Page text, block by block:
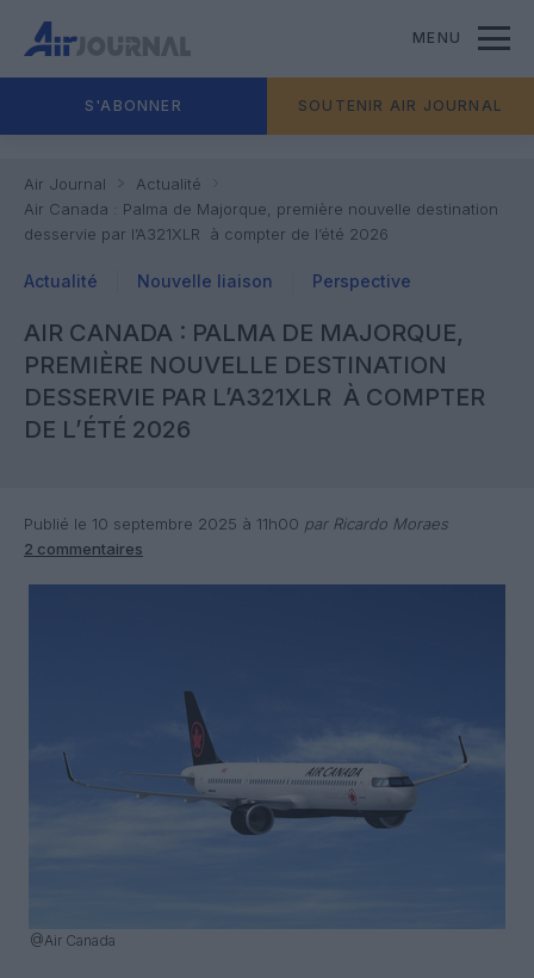
MENU
S'ABONNER SOUTENIR AIR JOURNAL
Air Journal
Actualité
Air Canada : Palma de Majorque, première nouvelle destination
desservie par l’A321XLR à compter de l’été 2026
Actualité Nouvelle liaison Perspective
AIR CANADA : PALMA DE MAJORQUE,
PREMIÈRE NOUVELLE DESTINATION
DESSERVIE PAR L’A321XLR À COMPTER
DE L’ÉTÉ 2026
Publié le 10 septembre 2025 à 11h00 par Ricardo Moraes
2 commentaires
@Air Canada